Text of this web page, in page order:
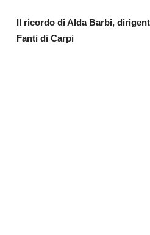
Il ricordo di Alda Barbi,
Fanti di Carpi